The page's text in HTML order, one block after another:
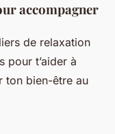
accompagner
de relaxation
pour t’aider à
ton bien-être au